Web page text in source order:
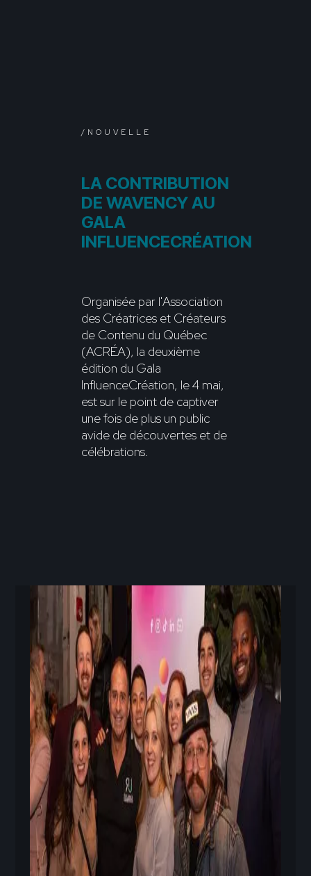
/NOUVELLE
LA CONTRIBUTION
DE WAVENCY AU
GALA
INFLUENCECRÉATION
Organisée par l'Association
des Créatrices et Créateurs
de Contenu du Québec
(ACRÉA), la deuxième
édition du Gala
InfluenceCréation, le 4 mai,
est sur le point de captiver
une fois de plus un public
avide de découvertes et de
célébrations.